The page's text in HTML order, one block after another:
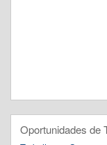
Oportunidades de